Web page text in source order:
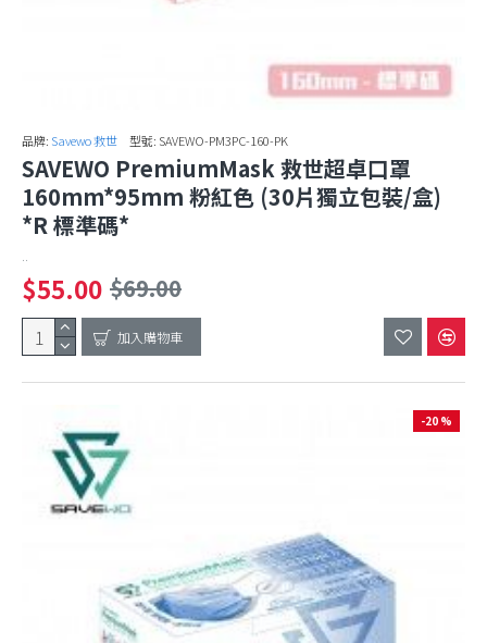
品牌: Savewo 救世 型號: SAVEWO-PM3PC-160-PK
SAVEWO PremiumMask 救世超卓口罩
160mm*95mm 粉紅色 (30片獨立包裝/盒)
*R 標準碼*
..
$55.00 $69.00
加入購物車
-20 %